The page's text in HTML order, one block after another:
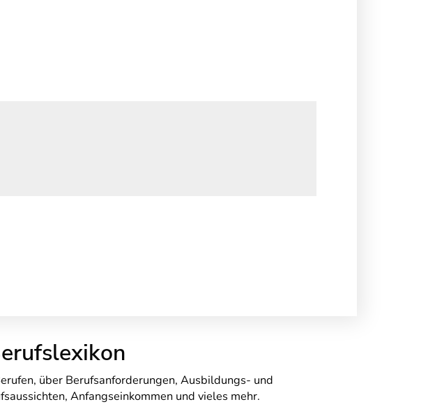
über Berufsanforderungen, Ausbildungs- und
Anfangseinkommen und vieles mehr.